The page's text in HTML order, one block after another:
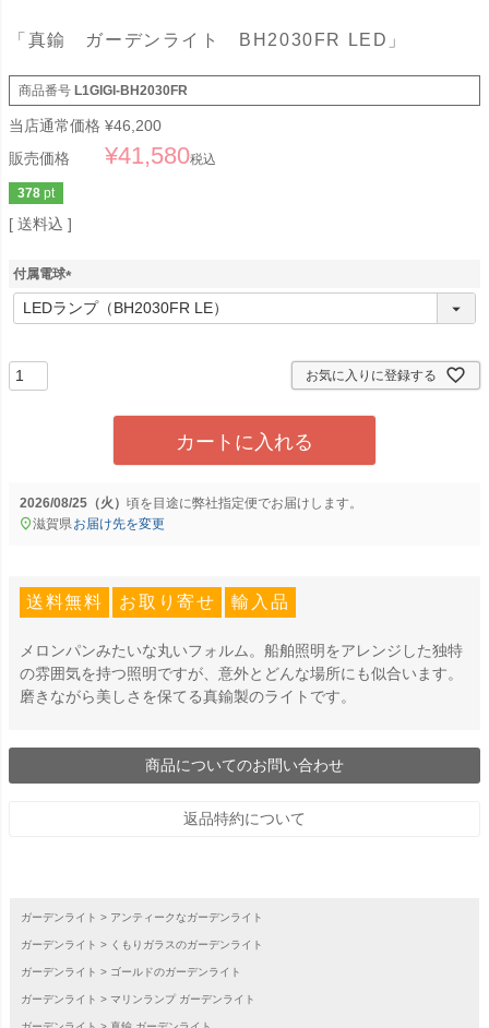
「真鍮 ガーデンライト BH2030FR LED」
商品番号 L1GIGI-BH2030FR
当店通常価格 ¥46,200
販売価格
¥41,580税込
378 pt
送料込
付属電球
(
必
お気に入りに登録する
カートに入れる
2026/08/25（火） に弊社指定便でお届けします。
滋賀県お届け先を変更
送料無料 お取り寄せ 輸入品
メロンパンみたいな丸いフォルム。船舶照明をアレンジした独特
の雰囲気を持つ照明ですが、意外とどんな場所にも似合います。
磨きながら美しさを保てる真鍮製のライトです。
商品についてのお問い合わせ
返品特約について
ガーデンライト アンティークなガーデンライト
ガーデンライト くもりガラスのガーデンライト
ガーデンライト ゴールドのガーデンライト
ガーデンライト マリンランプ ガーデンライト